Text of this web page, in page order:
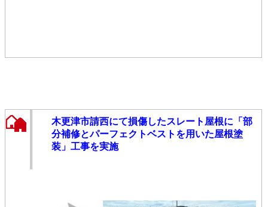
木更津市請西にて損傷したスレート屋根に「部
分補修とパーフェクトベストを用いた屋根塗
装」工事を実施